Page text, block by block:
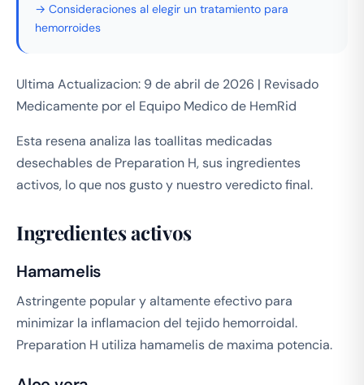
→ Consideraciones al elegir un tratamiento para
hemorroides
Ultima Actualizacion: 9 de abril de 2026 | Revisado
Medicamente por el Equipo Medico de HemRid
Esta resena analiza las toallitas medicadas
desechables de Preparation H, sus ingredientes
activos, lo que nos gusto y nuestro veredicto final.
Ingredientes activos
Hamamelis
Astringente popular y altamente efectivo para
minimizar la inflamacion del tejido hemorroidal.
Preparation H utiliza hamamelis de maxima potencia.